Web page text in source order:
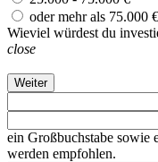
oder mehr als 75.000 €
Wieviel würdest du
close
Weiter
ein Großbuchstabe sowie
werden empfohlen.